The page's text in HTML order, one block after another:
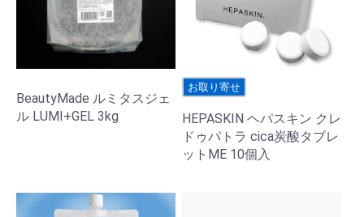
BeautyMade ルミタスジェ
ル LUMI+GEL 3kg
お取り寄せ
HEPASKIN ヘパスキン クレ
ドゥパトラ cica炭酸タブレ
ットME 10個入